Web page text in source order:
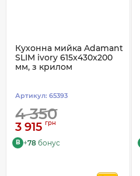
Кухонна мийка Adamant
SLIM ivory 615x430x200
мм, з крилом
Артикул: 65393
4 350
3 915 грн
B +78 бонус